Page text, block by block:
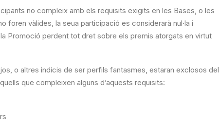
no compleix amb els requisits exigits en les Bases, o les
foren vàlides, la seua participació es considerarà nul·la i
Promoció perdent tot dret sobre els premis atorgats en virtut
o altres indicis de ser perfils fantasmes, estaran exclosos del
que compleixen alguns d’aquests requisits: